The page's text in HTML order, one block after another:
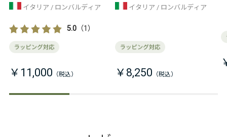
イタリア ロンバルディア
5.0（1）
￥11,000
イタリア ロンバルディア
￥8,250